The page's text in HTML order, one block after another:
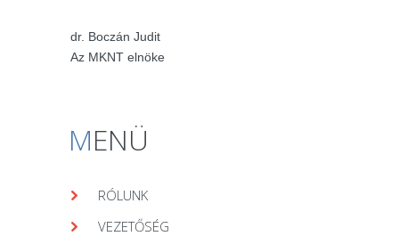
dr. Boczán Judit
Az MKNT elnöke
MENÜ
RÓLUNK
VEZETŐSÉG